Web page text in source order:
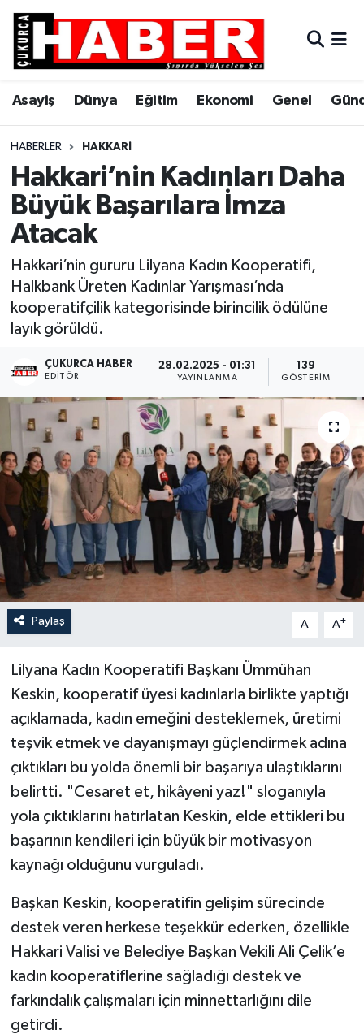
Asayiş Dünya Eğitim Ekonomi Genel
HABERLER HAKKARI
Hakkari’nin Kadınları Daha
Büyük Başarılara İmza
Atacak
Hakkari’nin gururu Lilyana Kadın Kooperatifi,
Halkbank Üreten Kadınlar Yarışması’nda
kooperatifçilik kategorisinde birincilik ödülüne
layık görüldü.
ÇUKURCA HABER
EDITÖR
28.02.2025 - 01:31
YAYINLANMA
139
GÖSTERIM
Paylaş A- A+
Lilyana Kadın Kooperatifi Başkanı Ümmühan
Keskin, kooperatif üyesi kadınlarla birlikte yaptığı
açıklamada, kadın emeğini desteklemek, üretimi
teşvik etmek ve dayanışmayı güçlendirmek adına
çıktıkları bu yolda önemli bir başarıya ulaştıklarını
belirtti. "Cesaret et, hikâyeni yaz!" sloganıyla
yola çıktıklarını hatırlatan Keskin, elde ettikleri bu
başarının kendileri için büyük bir motivasyon
kaynağı olduğunu vurguladı.
Başkan Keskin, kooperatifin gelişim sürecinde
destek veren herkese teşekkür ederken, özellikle
Hakkari Valisi ve Belediye Başkan Vekili Ali Çelik’e
kadın kooperatiflerine sağladığı destek ve
farkındalık çalışmaları için minnettarlığını dile
getirdi.
Asayiş
Dünya
Eğitim
Ekonomi
Genel
Gündem
Hakkari
Teknoloji
Yaşam
Hava Durumu
Trafik Durumu
Süper Lig Puan Durumu ve Fikstür
Tüm Manşetler
Son Dakika Haberleri
Haber Arşivi